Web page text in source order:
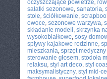
oczyszczające powietrze,
sałatki sezonowe, sanatoria,
stole, ściółkowanie,
owoce, sezonowe warzywa,
składanie modeli, skrzynka
wysokobiałkowe, sosy
spływy kajakowe rodzinne,
mieszkania, sprzęt
sterowanie głosem, stodoła
relaksu, styl art deco, styl
maksymalistyczny, styl mid-